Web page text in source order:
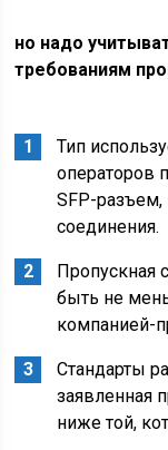
но надо
требованиям
Тип
операторов
SFP-разъем,
соединения.
Пропускная
быть не
компанией-
Стандарты
заявленная
ниже той,